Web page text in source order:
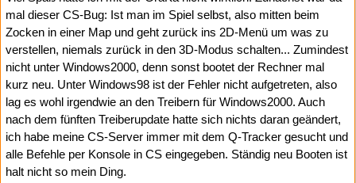
mal dieser CS-Bug: Ist man im Spiel selbst, also mitten beim
Zocken in einer Map und geht zurück ins 2D-Menü um was zu
verstellen, niemals zurück in den 3D-Modus schalten... Zumindest
nicht unter Windows2000, denn sonst bootet der Rechner mal
kurz neu. Unter Windows98 ist der Fehler nicht aufgetreten, also
lag es wohl irgendwie an den Treibern für Windows2000. Auch
nach dem fünften Treiberupdate hatte sich nichts daran geändert,
ich habe meine CS-Server immer mit dem Q-Tracker gesucht und
alle Befehle per Konsole in CS eingegeben. Ständig neu Booten ist
halt nicht so mein Ding.